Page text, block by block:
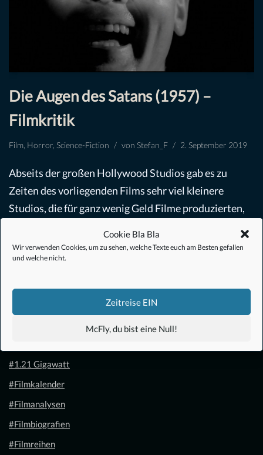
Cookie Bla Bla
Wir verwenden Cookies, um zu sehen, welche Texte euch am Besten gefallen
und welche nicht.
Zeitreise EIN
McFly, du bist eine Null!
Die Augen des Satans (1957) –
Filmkritik
Film Horror Science-Fiction von Stefan_F 2. September 2019
Abseits der großen Hollywood Studios gab es zu
Zeiten des vorliegenden Films sehr viel kleinere
Studios, die für ganz wenig Geld Filme produzierten,
genannt. Sehr…Weiterlesen »
#1.21 Gigawatt
#Filmkalender
#Filmanalysen
#Filmbiografien
#Filmreihen